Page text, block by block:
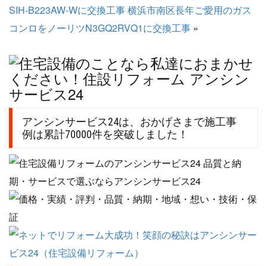
SIH-B223AW-Wに交換工事横浜市南区長年ご愛用のガス
コンロをノーリツN3GQ2RVQ1に交換工事 »
アンシンサービス24は、おかげさまで施工事
例は累計70000件を突破しました！